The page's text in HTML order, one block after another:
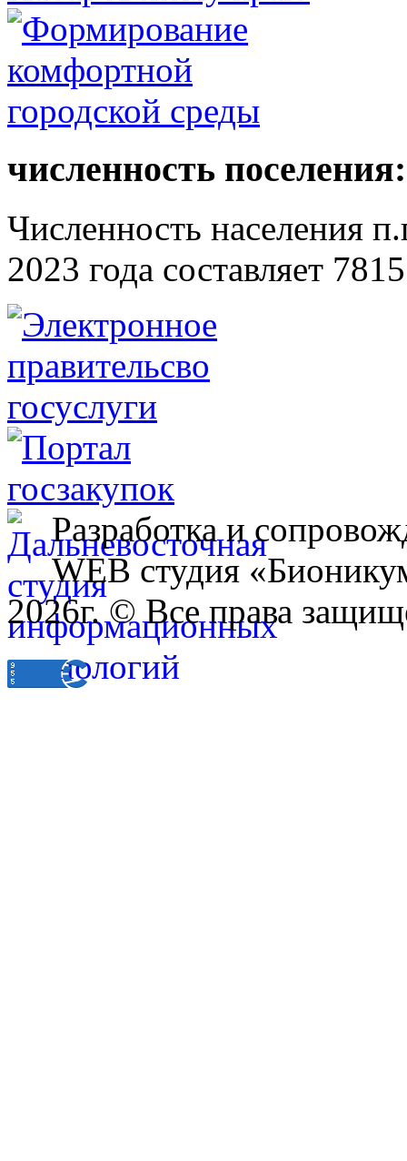
численность поселения:
Численность населения
2023 года составляет
Разработка и
WEB студия
2026г. © Все права